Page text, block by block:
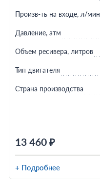
13 460 ₽
Произв-ть на входе, л/мин
Давление, атм
Объем ресивера, литров
Тип двигателя
Страна производства
+ Подробнее